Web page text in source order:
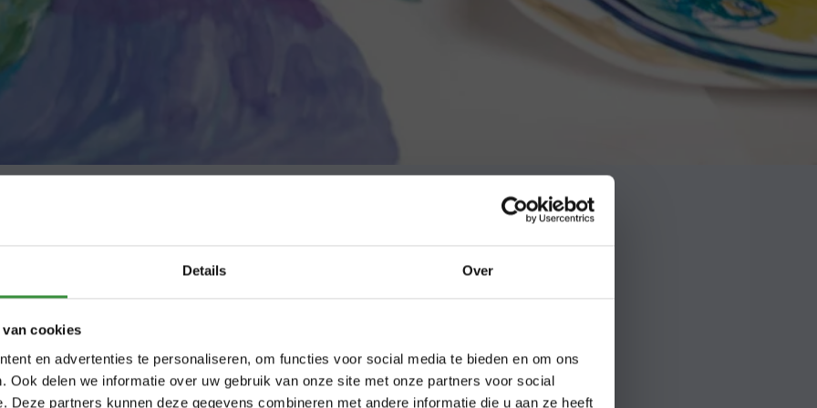
Details Over
van cookies
en advertenties te personaliseren, om functies voor social media te bieden en om ons
Ook delen we informatie over uw gebruik van onze site met onze partners voor social
Deze partners kunnen deze gegevens combineren met andere informatie die u aan ze heeft
voor
rol vervullen in het leven van jong en oud.
ontwikkelen en stelt hen in staat om met en van
Platform C actieve cultuurparticipatie voor
Schrijf je in voor het
nieuwe cursusseizoen
In augustus starten onze cursussen weer. Kies
uit muziek, dans, beeldend, Nederlands of
theater. Bekijk het aanbod en schrijf je alvast